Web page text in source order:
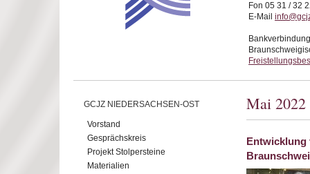
Fon 05 31 / 32
E-Mail
GCJZ NIEDERSACHSEN-OST
Vorstand
Gesprächskreis
Projekt Stolpersteine
Materialien
Mai 2022
Entwicklung